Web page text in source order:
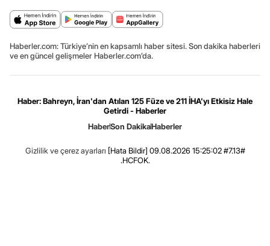
Haberler.com: Türkiye’nin en kapsamlı haber sitesi. Son dakika haberleri
ve en güncel gelişmeler Haberler.com’da.
Haber: Bahreyn, İran'dan Atılan 125 Füze ve 211 İHA'yı Etkisiz Hale
Getirdi - Haberler
HaberSon DakikaHaberler
Gizlilik ve çerez ayarları [Hata Bildir] 09.08.2026 15:25:02 #7.13#
.HCFOK.